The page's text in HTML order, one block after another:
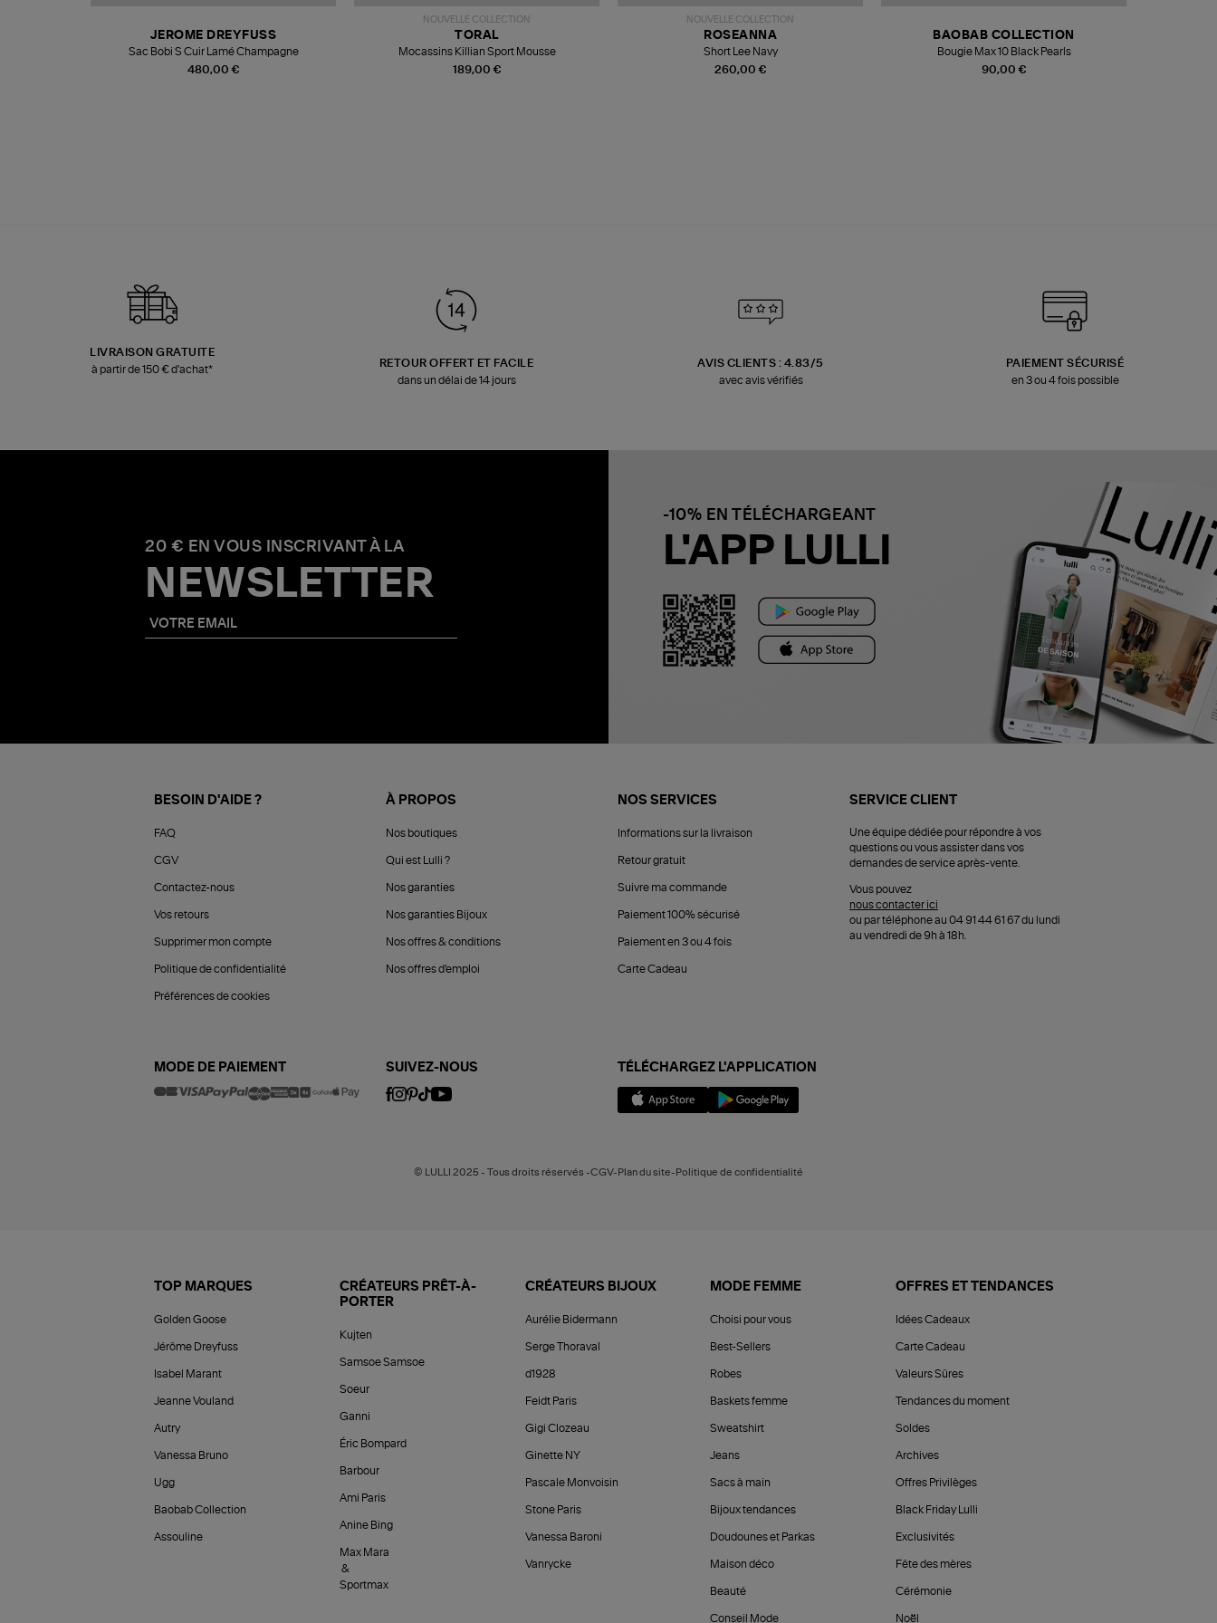
480,00 €
JEROME DREYFUSS
Sac Bobi S Cuir Lamé Champagne
NOUVELLE COLLECTION
189,00 €
TORAL
Mocassins Killian Sport Mousse
NOUVELLE COLLECTION
260,00 €
ROSEANNA
Short Lee Navy
90,00 €
BAOBAB COLLECTION
Bougie Max 10 Black Pearls
LIVRAISON GRATUITE
à partir de 150 € d'achat*
RETOUR OFFERT ET FACILE
dans un délai de 14 jours
AVIS CLIENTS : 4.83/5
avec avis vérifiés
PAIEMENT SÉCURISÉ
en 3 ou 4 fois possible
20 € EN VOUS INSCRIVANT À LA
NEWSLETTER
-10% EN TÉLÉCHARGEANT
L'APP LULLI
BESOIN D'AIDE ?
FAQ
CGV
Contactez-nous
Vos retours
Supprimer mon compte
Politique de confidentialité
Préférences de cookies
À PROPOS
Nos boutiques
Qui est Lulli ?
Nos garanties
Nos garanties Bijoux
Nos offres & conditions
Nos offres d'emploi
NOS SERVICES
Informations sur la livraison
Retour gratuit
Suivre ma commande
Paiement 100% sécurisé
Paiement en 3 ou 4 fois
Carte Cadeau
SERVICE CLIENT
Une équipe dédiée pour répondre à vos
questions ou vous assister dans vos
demandes de service après-vente.
Vous pouvez
nous contacter ici
ou par téléphone au 04 91 44 61 67 du lundi
au vendredi de 9h à 18h.
MODE DE PAIEMENT SUIVEZ-NOUS TÉLÉCHARGEZ L'APPLICATION
© LULLI 2025 - Tous droits réservés -CGV-Plan du site-Politique de confidentialité
TOP MARQUES
Golden Goose
Jérôme Dreyfuss
Isabel Marant
Jeanne Vouland
Autry
Vanessa Bruno
Ugg
Baobab Collection
Assouline
CRÉATEURS PRÊT-À-
PORTER
Kujten
Samsoe Samsoe
Soeur
Ganni
Éric Bompard
Barbour
Ami Paris
Anine Bing
Max Mara
&
Sportmax
CRÉATEURS BIJOUX
Aurélie Bidermann
Serge Thoraval
d1928
Feidt Paris
Gigi Clozeau
Ginette NY
Pascale Monvoisin
Stone Paris
Vanessa Baroni
Vanrycke
MODE FEMME
Choisi pour vous
Best-Sellers
Robes
Baskets femme
Sweatshirt
Jeans
Sacs à main
Bijoux tendances
Doudounes et Parkas
Maison déco
Beauté
Conseil Mode
OFFRES ET TENDANCES
Idées Cadeaux
Carte Cadeau
Valeurs Sûres
Tendances du moment
Soldes
Archives
Offres Privilèges
Black Friday Lulli
Exclusivités
Fête des mères
Cérémonie
Noël